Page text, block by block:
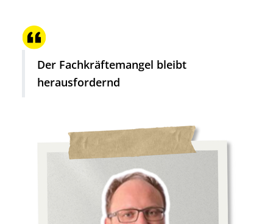
Der Fachkräftemangel bleibt
herausfordernd